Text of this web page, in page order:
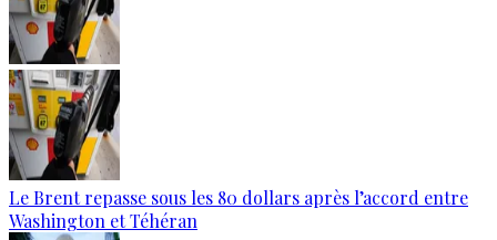
Le Brent repasse sous les 80 dollars après l’accord entre
Washington et Téhéran